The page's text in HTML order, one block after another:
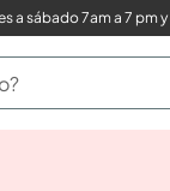
a sábado 7am a 7 pm